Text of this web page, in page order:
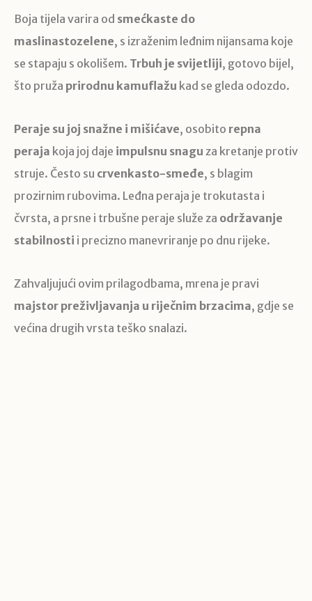
Boja tijela varira od smećkaste do
maslinastozelene, s izraženim leđnim nijansama koje
se stapaju s okolišem. Trbuh je svijetliji, gotovo bijel,
što pruža prirodnu kamuflažu kad se gleda odozdo.
Peraje su joj snažne i mišićave, osobito repna
peraja koja joj daje impulsnu snagu za kretanje protiv
struje. Često su crvenkasto-smeđe, s blagim
prozirnim rubovima. Leđna peraja je trokutasta i
čvrsta, a prsne i trbušne peraje služe za održavanje
stabilnosti i precizno manevriranje po dnu rijeke.
Zahvaljujući ovim prilagodbama, mrena je pravi
majstor preživljavanja u riječnim brzacima, gdje se
većina drugih vrsta teško snalazi.